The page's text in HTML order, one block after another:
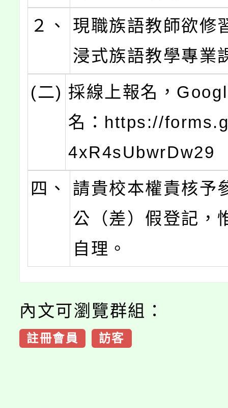
２、
現職族語教師欲修
浸式族語教學專業
(二) 採線上報名，
名：https://
4xR4sUbwrDw29
四、
請貴校本權責核予
公（差）假登記，
自理。
內文可瀏覽群組：
註冊會員 訪客